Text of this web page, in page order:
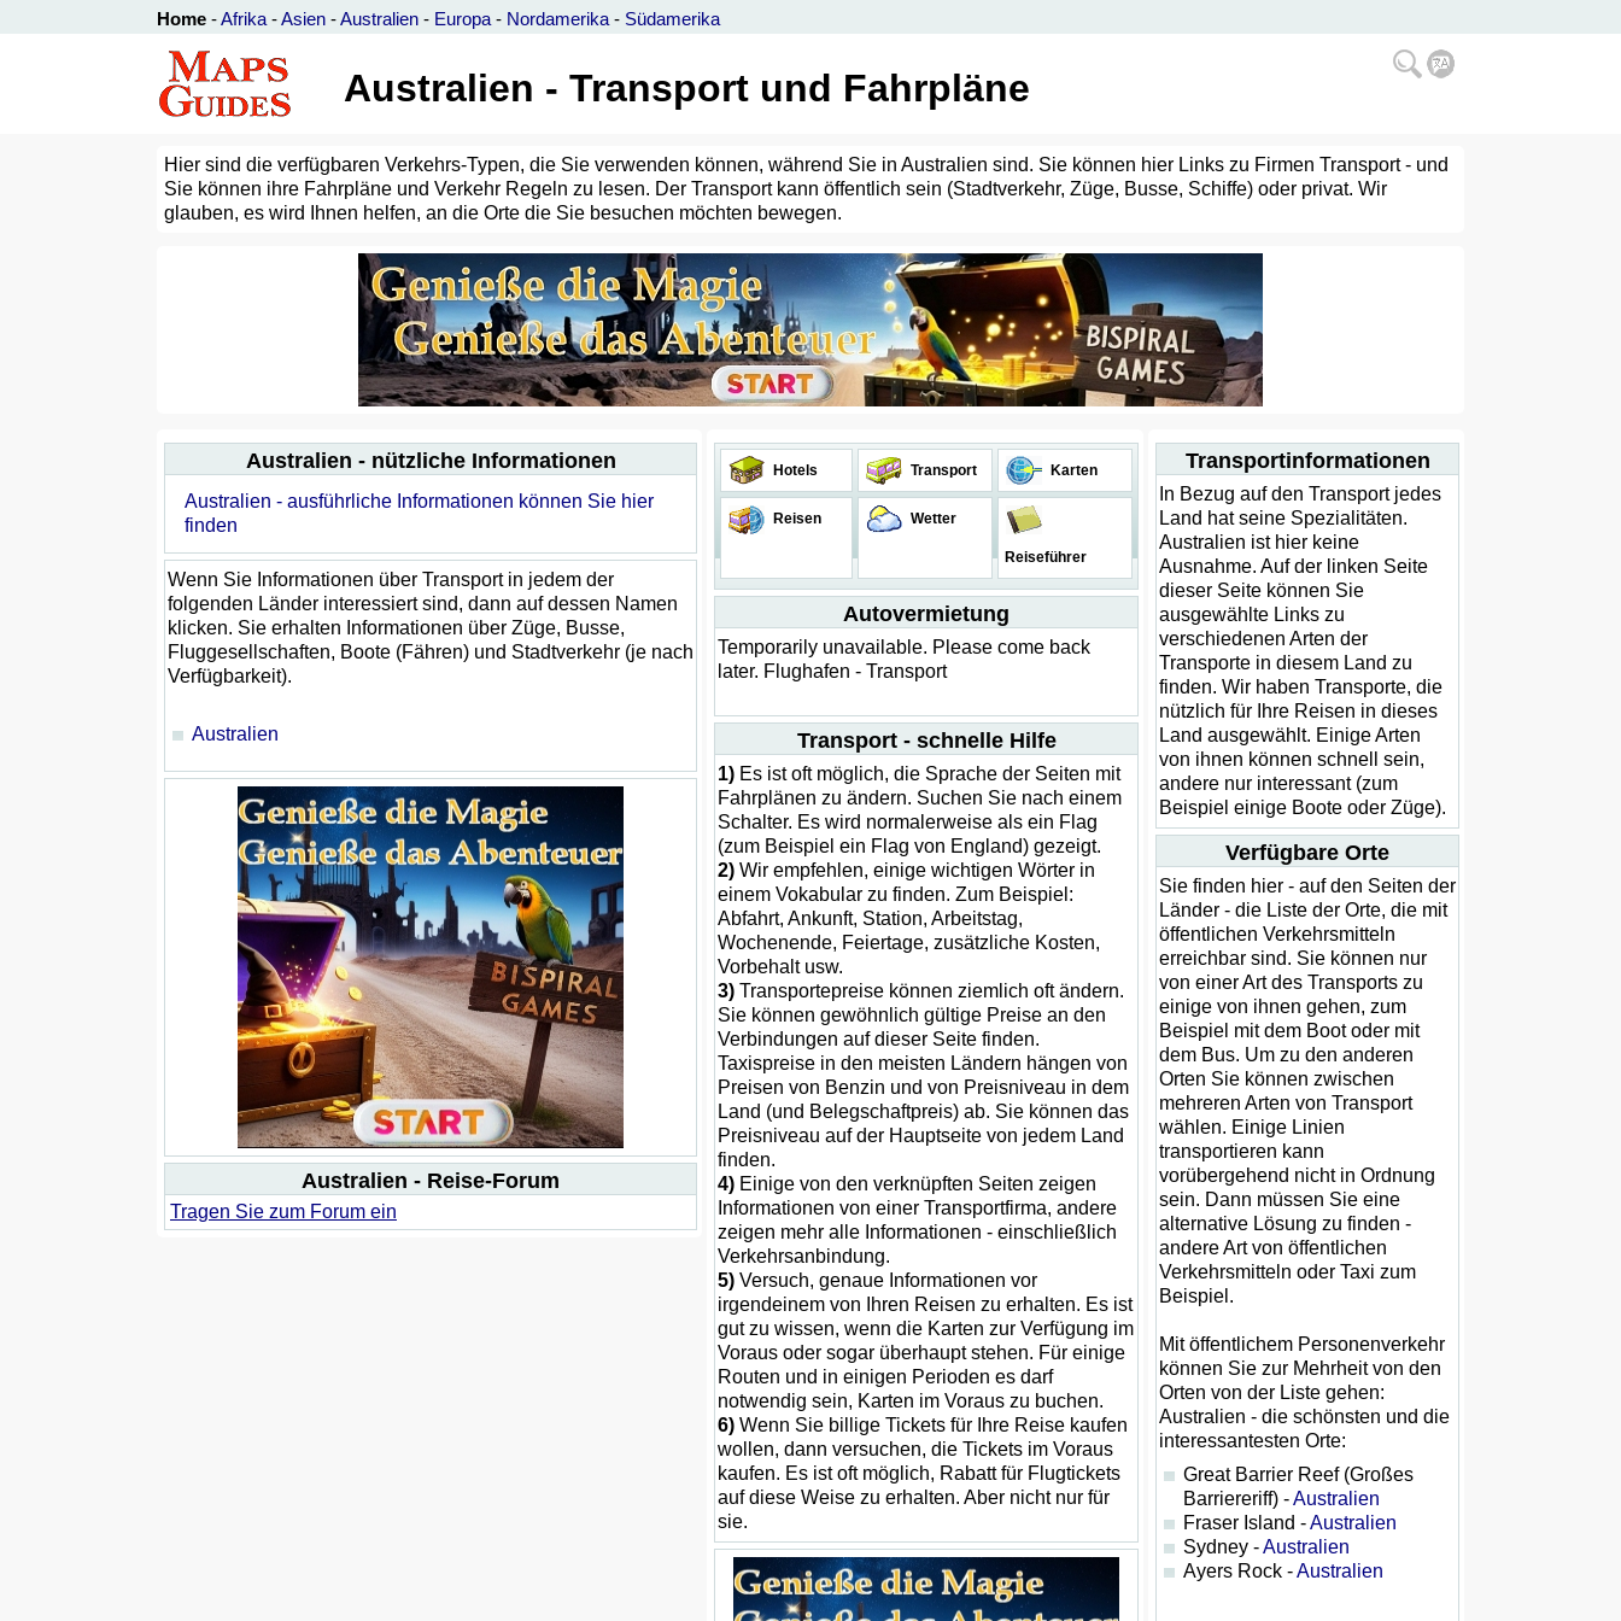
Home -Afrika -Asien -Australien - Europa - Nordamerika - Südamerika
Australien - Transport und Fahrpläne
Hier sind die verfügbaren Verkehrs-Typen, die Sie verwenden können, während Sie in Australien sind. Sie können hier Links zu Firmen Transport - und
Sie können ihre Fahrpläne und Verkehr Regeln zu lesen. Der Transport kann öffentlich sein (Stadtverkehr, Züge, Busse, Schiffe) oder privat. Wir
glauben, es wird Ihnen helfen, an die Orte die Sie besuchen möchten bewegen.
Australien - nützliche Informationen
Australien - ausführliche Informationen können Sie hier
finden
Wenn Sie Informationen über Transport in jedem der
folgenden Länder interessiert sind, dann auf dessen Namen
klicken. Sie erhalten Informationen über Züge, Busse,
Fluggesellschaften, Boote (Fähren) und Stadtverkehr (je nach
Verfügbarkeit).
Australien
Australien - Reise-Forum
Tragen Sie zum Forum ein
Hotels Transport Karten
Reisen Wetter
Reiseführer
Autovermietung
Temporarily unavailable. Please come back
later. Flughafen - Transport
Transport - schnelle Hilfe
1) Es ist oft möglich, die Sprache der Seiten mit
Fahrplänen zu ändern. Suchen Sie nach einem
Schalter. Es wird normalerweise als ein Flag
(zum Beispiel ein Flag von England) gezeigt.
2) Wir empfehlen, einige wichtigen Wörter in
einem Vokabular zu finden. Zum Beispiel:
Abfahrt, Ankunft, Station, Arbeitstag,
Wochenende, Feiertage, zusätzliche Kosten,
Vorbehalt usw.
3) Transportepreise können ziemlich oft ändern.
Sie können gewöhnlich gültige Preise an den
Verbindungen auf dieser Seite finden.
Taxispreise in den meisten Ländern hängen von
Preisen von Benzin und von Preisniveau in dem
Land (und Belegschaftpreis) ab. Sie können das
Preisniveau auf der Hauptseite von jedem Land
finden.
4) Einige von den verknüpften Seiten zeigen
Informationen von einer Transportfirma, andere
zeigen mehr alle Informationen - einschließlich
Verkehrsanbindung.
5) Versuch, genaue Informationen vor
irgendeinem von Ihren Reisen zu erhalten. Es ist
gut zu wissen, wenn die Karten zur Verfügung im
Voraus oder sogar überhaupt stehen. Für einige
Routen und in einigen Perioden es darf
notwendig sein, Karten im Voraus zu buchen.
6) Wenn Sie billige Tickets für Ihre Reise kaufen
wollen, dann versuchen, die Tickets im Voraus
kaufen. Es ist oft möglich, Rabatt für Flugtickets
auf diese Weise zu erhalten. Aber nicht nur für
sie.
Transportinformationen
In Bezug auf den Transport jedes
Land hat seine Spezialitäten.
Australien ist hier keine
Ausnahme. Auf der linken Seite
dieser Seite können Sie
ausgewählte Links zu
verschiedenen Arten der
Transporte in diesem Land zu
finden. Wir haben Transporte, die
nützlich für Ihre Reisen in dieses
Land ausgewählt. Einige Arten
von ihnen können schnell sein,
andere nur interessant (zum
Beispiel einige Boote oder Züge).
Verfügbare Orte
Sie finden hier - auf den Seiten der
Länder - die Liste der Orte, die mit
öffentlichen Verkehrsmitteln
erreichbar sind. Sie können nur
von einer Art des Transports zu
einige von ihnen gehen, zum
Beispiel mit dem Boot oder mit
dem Bus. Um zu den anderen
Orten Sie können zwischen
mehreren Arten von Transport
wählen. Einige Linien
transportieren kann
vorübergehend nicht in Ordnung
sein. Dann müssen Sie eine
alternative Lösung zu finden -
andere Art von öffentlichen
Verkehrsmitteln oder Taxi zum
Beispiel.
Mit öffentlichem Personenverkehr
können Sie zur Mehrheit von den
Orten von der Liste gehen:
Australien - die schönsten und die
interessantesten Orte:
Great Barrier Reef (Großes
Barriereriff) -Australien
Fraser Island -Australien
Sydney -Australien
Ayers Rock -Australien